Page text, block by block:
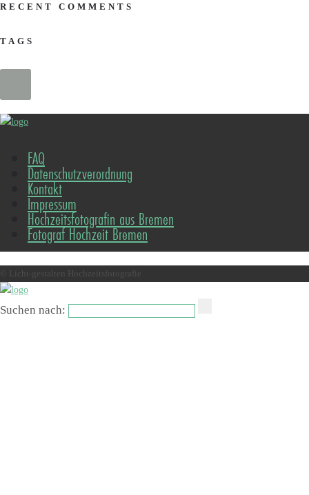
RECENT COMMENTS
TAGS
FAQ
Datenschutzverordnung
Kontakt
Impressum
Hochzeitsfotografin aus Bremen
Fotograf Hochzeit Bremen
© Licht-gestalten Hochzeitsfotografie
Suchen nach: